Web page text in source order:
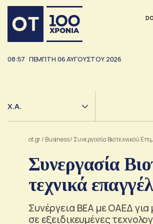
08:57 ΠΕΜΠΤΗ 06ΑΥΓΟΥΣΤΟΥ 2026
Χ.Α.
ot.gr/ Business/ Συνεργασία Βιοτεχνικού
Συνεργασία
τεχνικά
Συνέργεια ΒΕΑ με ΟΑΕΔ
σε εξειδικευμένες